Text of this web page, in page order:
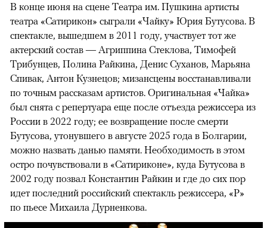
В конце июня на сцене Театра им. Пушкина артисты
театра «Сатирикон» сыграли «Чайку» Юрия Бутусова. В
спектакле, вышедшем в 2011 году, участвует тот же
актерский состав — Агриппина Стеклова, Тимофей
Трибунцев, Полина Райкина, Денис Суханов, Марьяна
Спивак, Антон Кузнецов; мизансцены восстанавливали
по точным рассказам артистов. Оригинальная «Чайка»
был снята с репертуара еще после отъезда режиссера из
России в 2022 году; ее возвращение после смерти
Бутусова, утонувшего в августе 2025 года в Болгарии,
можно назвать данью памяти. Необходимость в этом
остро почувствовали в «Сатириконе», куда Бутусова в
2002 году позвал Константин Райкин и где до сих пор
идет последний российский спектакль режиссера, «Р»
по пьесе Михаила Дурненкова.